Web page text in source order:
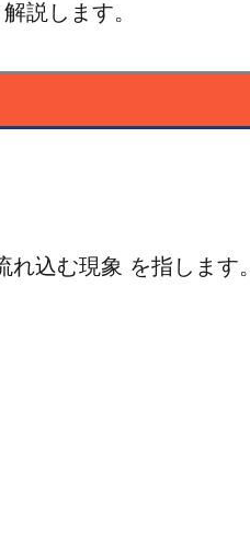
説します。
込む現象 を指します。